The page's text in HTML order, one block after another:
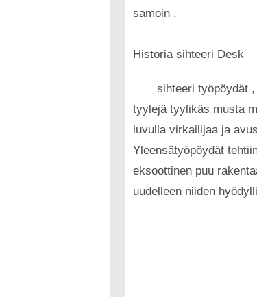
samoin .
Historia sihteeri Desk
sihteeri työpöydät
tyylejä tyylikäs musta
luvulla virkailijaa ja
Yleensätyöpöydät
eksoottinen puu
uudelleen niiden